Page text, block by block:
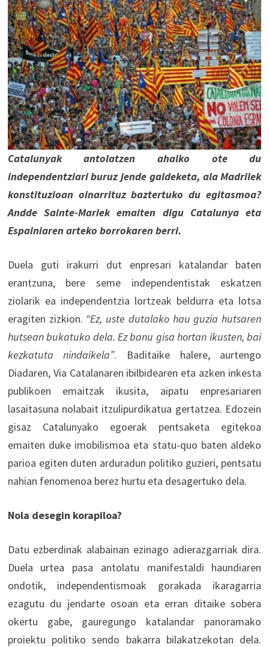
Catalunyak antolatzen ahalko ote du
independentziari buruz jende galdeketa, ala Madrilek
konstituzioan oinarrituz baztertuko du egitasmoa?
Andde Sainte-Mariek emaiten digu Catalunya eta
Espainiaren arteko borrokaren berri.
Duela guti irakurri dut enpresari katalandar baten
erantzuna, bere seme independentistak eskatzen
ziolarik ea independentzia lortzeak beldurra eta lotsa
eragiten zizkion. “Ez, uste dutalako hau guzia hutsaren
hutsean bukatuko dela. Ez banu gisa hortan ikusten, bai
kezkatuta nindaikela”. Baditaike halere, aurtengo
Diadaren, Via Catalanaren ibilbidearen eta azken inkesta
publikoen emaitzak ikusita, aipatu enpresariaren
lasaitasuna nolabait itzulipurdikatua gertatzea. Edozein
gisaz Catalunyako egoerak pentsaketa egitekoa
emaiten duke imobilismoa eta statu-quo baten aldeko
parioa egiten duten arduradun politiko guzieri, pentsatu
nahian fenomenoa berez hurtu eta desagertuko dela.
Nola desegin korapiloa?
Datu ezberdinak alabainan ezinago adierazgarriak dira.
Duela urtea pasa antolatu manifestaldi haundiaren
ondotik, independentismoak gorakada ikaragarria
ezagutu du jendarte osoan eta erran ditaike sobera
okertu gabe, gauregungo katalandar panoramako
proiektu politiko sendo bakarra bilakatzekotan dela.